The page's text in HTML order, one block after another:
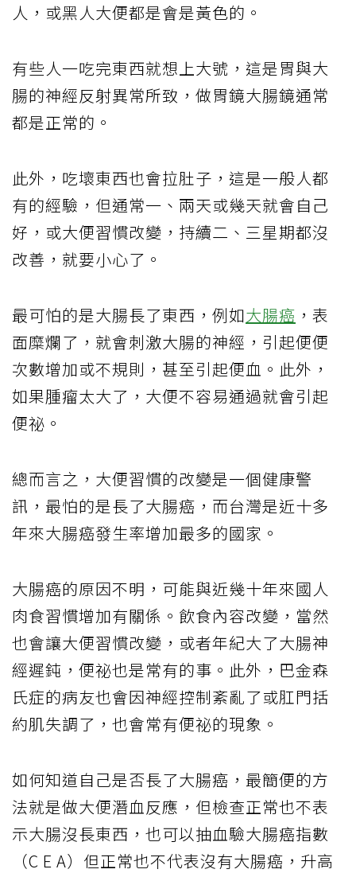
人，或黑人大便都是會是黃色的。
有些人一吃完東西就想上大號，這是胃與大
腸的神經反射異常所致，做胃鏡大腸鏡通常
都是正常的。
此外，吃壞東西也會拉肚子，這是一般人都
有的經驗，但通常一、兩天或幾天就會自己
好，或大便習慣改變，持續二、三星期都沒
改善，就要小心了。
最可怕的是大腸長了東西，例如大腸癌 ，表
面糜爛了，就會刺激大腸的神經，引起便便
次數增加或不規則，甚至引起便血。此外，
如果腫瘤太大了，大便不容易通過就會引起
便祕。
總而言之，大便習慣的改變是一個健康警
訊，最怕的是長了大腸癌，而台灣是近十多
年來大腸癌發生率增加最多的國家。
大腸癌的原因不明，可能與近幾十年來國人
肉食習慣增加有關係。飲食內容改變，當然
也會讓大便習慣改變，或者年紀大了大腸神
經遲鈍，便祕也是常有的事。此外，巴金森
氏症的病友也會因神經控制紊亂了或肛門括
約肌失調了，也會常有便祕的現象。
如何知道自己是否長了大腸癌，最簡便的方
法就是做大便潛血反應，但檢查正常也不表
示大腸沒長東西，也可以抽血驗大腸癌指數
（C E A）但正常也不代表沒有大腸癌，升高